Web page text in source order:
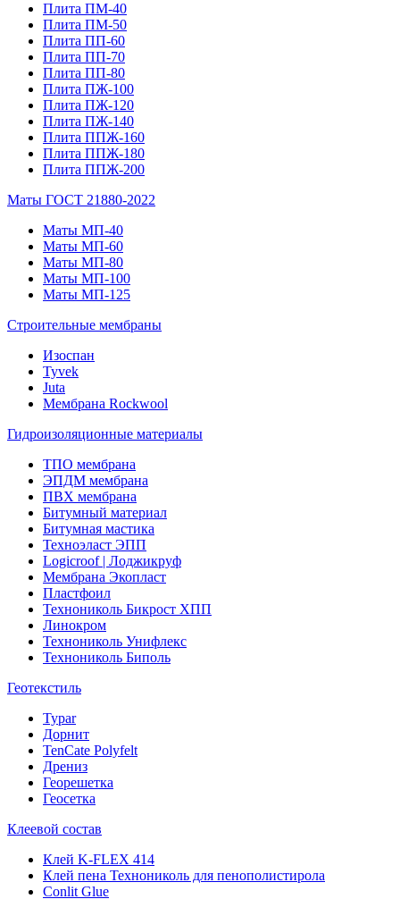
Плита ПМ-40
Плита ПМ-50
Плита ПП-60
Плита ПП-70
Плита ПП-80
Плита ПЖ-100
Плита ПЖ-120
Плита ПЖ-140
Плита ППЖ-160
Плита ППЖ-180
Плита ППЖ-200
Маты ГОСТ 21880-2022
Маты МП-40
Маты МП-60
Маты МП-80
Маты МП-100
Маты МП-125
Строительные мембраны
Изоспан
Tyvek
Juta
Мембрана Rockwool
Гидроизоляционные материалы
ТПО мембрана
ЭПДМ мембрана
ПВХ мембрана
Битумный материал
Битумная мастика
Техноэласт ЭПП
Logicroof | Лоджикруф
Мембрана Экопласт
Пластфоил
Технониколь Бикрост ХПП
Линокром
Технониколь Унифлекс
Технониколь Биполь
Геотекстиль
Typar
Дорнит
TenCate Polyfelt
Дрениз
Георешетка
Геосетка
Клеевой состав
Клей K-FLEX 414
Клей пена Технониколь для пенополистирола
Conlit Glue